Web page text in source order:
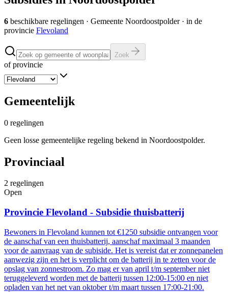
6 beschikbare regelingen · Gemeente Noordoostpolder· in de
provincie Flevoland
Zoek
of provincie
Gemeentelijk
0 regelingen
Geen losse gemeentelijke regeling bekend in Noordoostpolder.
Provinciaal
2 regelingen
Open
Provincie Flevoland - Subsidie thuisbatterij
Bewoners in Flevoland kunnen tot €1250 subsidie ontvangen voor
de aanschaf van een thuisbatterij, aanschaf maximaal 3 maanden
voor de aanvraag van de subiside. Het is vereist dat er zonnepanelen
aanwezig zijn en het is verplicht om de batterij in te zetten voor de
opslag van zonnestroom. Zo mag er van april t/m september niet
teruggeleverd worden met de batterij tussen 12:00-15:00 en niet
opladen van het net van oktober t/m maart tussen 17:00-21:00.